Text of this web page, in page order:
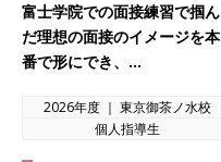
富士学院での面接練習で掴ん
だ理想の面接のイメージを本
番で形にでき、…
2026年度 ｜ 東京御茶ノ水校
個人指導生